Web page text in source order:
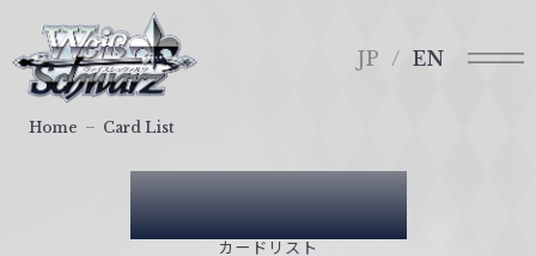
ァ
イ
JP EN
Card List
カードリスト
Home Card List